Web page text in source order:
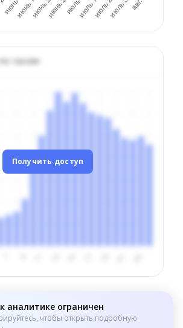
часам
Получить доступ
аналитике ограничен
чтобы открыть подробную